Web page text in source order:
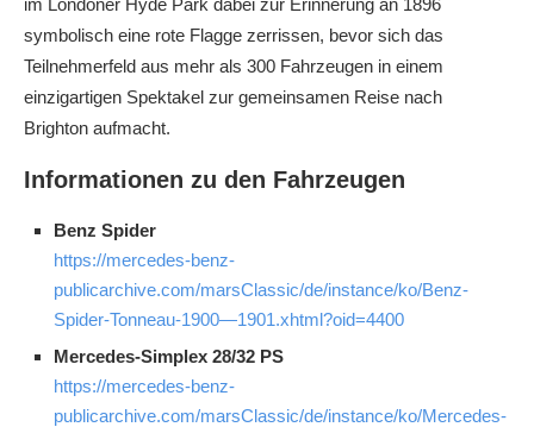
im Londoner Hyde Park dabei zur Erinnerung an 1896
symbolisch eine rote Flagge zerrissen, bevor sich das
Teilnehmerfeld aus mehr als 300 Fahrzeugen in einem
einzigartigen Spektakel zur gemeinsamen Reise nach
Brighton aufmacht.
Informationen zu den Fahrzeugen
Benz Spider
https://mercedes-benz-
publicarchive.com/marsClassic/de/instance/ko/Benz-
Spider-Tonneau-1900—1901.xhtml?oid=4400
Mercedes-Simplex 28/32 PS
https://mercedes-benz-
publicarchive.com/marsClassic/de/instance/ko/Mercedes-